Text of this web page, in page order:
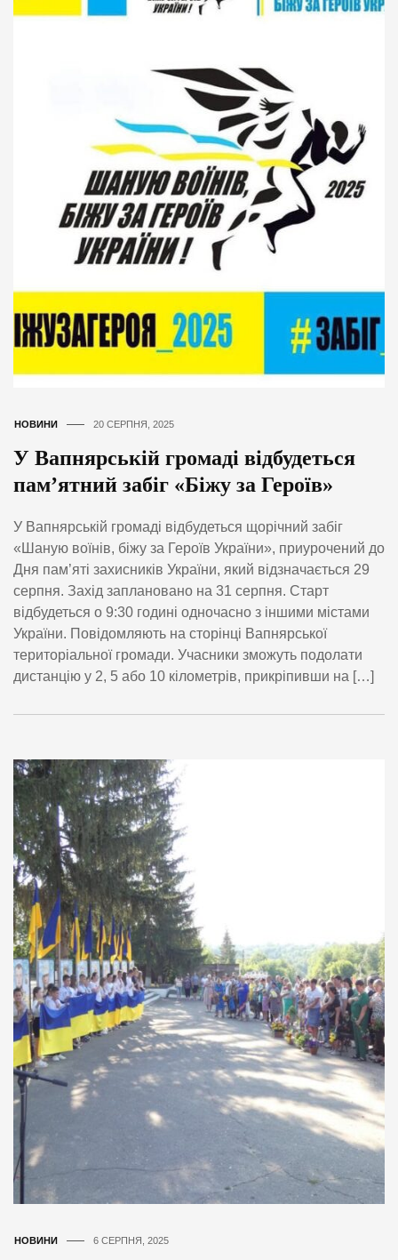
НОВИНИ 20 СЕРПНЯ, 2025
У Вапнярській громаді відбудеться
пам’ятний забіг «Біжу за Героїв»
У Вапнярській громаді відбудеться щорічний забіг
«Шаную воїнів, біжу за Героїв України», приурочений до
Дня пам’яті захисників України, який відзначається 29
серпня. Захід заплановано на 31 серпня. Старт
відбудеться о 9:30 годині одночасно з іншими містами
України. Повідомляють на сторінці Вапнярської
територіальної громади. Учасники зможуть подолати
дистанцію у 2, 5 або 10 кілометрів, прикріпивши на […]
НОВИНИ 6 СЕРПНЯ, 2025